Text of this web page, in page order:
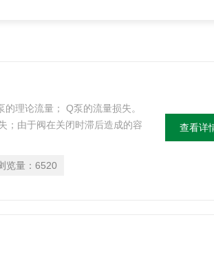
理论流量； Q泵的流量损失。
；由于阀在关闭时滞后造成的容
览量：6520
查看详